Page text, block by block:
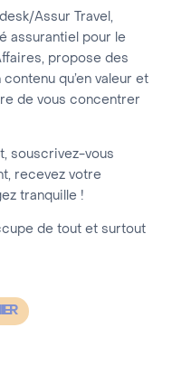
Assur Travel,
assurantiel pour le
propose des
qu’en valeur et
de vous concentrer
souscrivez-vous
recevez votre
tranquille !
de tout et surtout